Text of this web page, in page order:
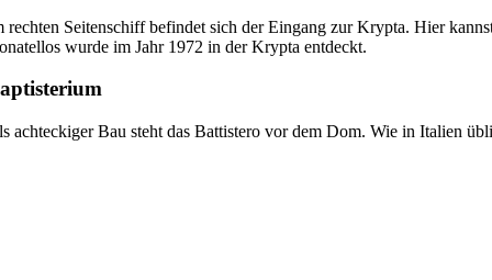
rechten Seitenschiff befindet sich der Eingang zur Krypta. Hier
wurde im Jahr 1972 in der Krypta entdeckt.
achteckiger Bau steht das Battistero vor dem Dom. Wie in Italien